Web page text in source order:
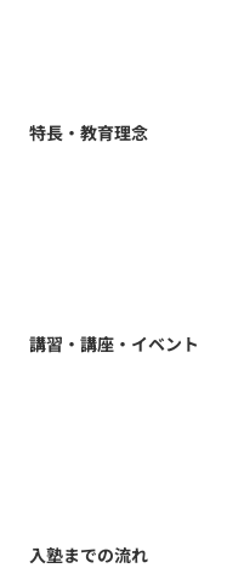
特長・教育理念
講習・講座・イベント
入塾までの流れ